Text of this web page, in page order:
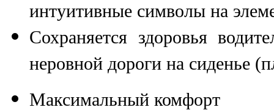
интуитивные символы на
Сохраняется здоровья
неровной дороги на сиденье
Максимальный комфорт